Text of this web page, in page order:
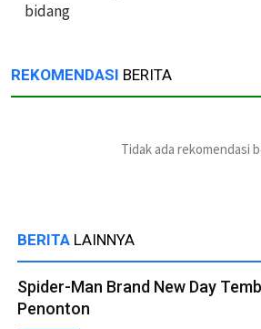
bidang
REKOMENDASI BERITA
Tidak ada rekomendasi
BERITA LAINNYA
Spider-Man Brand New Day
Penonton